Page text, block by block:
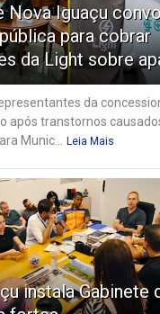
Nova Iguaçu
para cobrar
da Light sobre
da
após transtornos
Munic...
Leia Mais
instala Gabinete